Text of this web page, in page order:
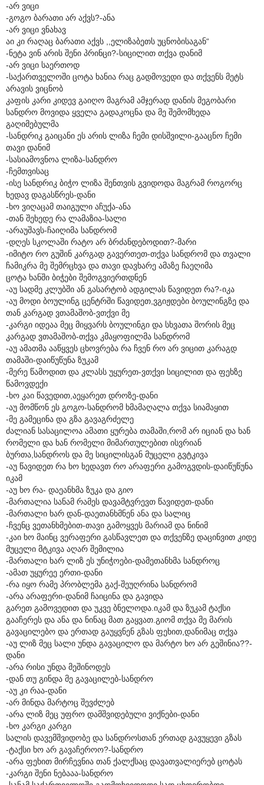
-არ ვიცი
-გოგო ბარათი არ აქვს?-ანა
-არ ვიცი ვნახავ
აი კი რაღაც ბარათი აქვს ,,ელიზაბეთს უცნობისაგან“
-ნეტა ვინ არის შენი პრინცი?-სიცილით თქვა დანიმ
-არ ვიცი საერთოდ
-საქართველოში ცოტა ხანია რაც გადმოვედი და თქვენს მეტს
არავის ვიცნობ
კაფის კარი კიდევ გაიღო მაგრამ ამჯერად დანის მეგობარი
სანდრო მოვიდა ყველა გადაკოცნა და მე შემომხედა
გაღიმებულმა
-სანდრიკ გაიცანი ეს არის ლიზა ჩემი დისშვილი-გააცნო ჩემი
თავი დანიმ
-სასიამოვნოა ლიზა-სანდრო
-ჩემთვისაც
-ისე სანდრიკ ბიჭო ლიზა შენთვის გვიდოდა მაგრამ როგორც
ხედავ დაგასწრეს-დანი
-ხო ვიღაცამ თაიგული აჩუქა-ანა
-თან შეხედე რა ლამაზია-სალი
-არაუშავს-ჩაიღიმა სანდრომ
-დღეს სკოლაში რატო არ ბრძანდებოდით?-მარი
-იმიტო რო გუშინ კარგად გავერთეთ-თქვა სანდრომ და თვალი
ჩამიკრა მე შემრცხვა და თავი დავხარე ამაზე ჩაეღიმა
ცოტა ხანში ბიჭები შემოგვიერთდნენ
-აუ სადმე კლუბში ან გასარტობ ადგილას წავიდეთ რა?-იკა
-აუ მოდი ბოულინგ ცენტრში წავიდეთ,ვგიჟდები ბოულინგზე და
თან კარგად ვთამაშობ-ვთქვი მე
-კარგი იდეაა მეც მიყვარს ბოულინგი და სხვათა შორის მეც
კარგად ვთამაშობ-თქვა კმაყოფილმა სანდრომ
-აუ ამათმა ააწყვეს ცხოვრება რა ჩვენ რო არ ვიცით კარაგდ
თამაში-დაიწუწუნა ზუკამ
-მერე წამოდით და კლასს უყურეთ-ვთქვი სიცილით და ფეხზე
წამოვდექი
-ხო კაი წავედით,აეყარეთ დროზე-დანი
-აუ მომწონ ეს გოგო-სანდრომ ხმამაღალა თქვა სიამაყით
-მე გამეცინა და გზა გავაგრძელე
ძალიან სასაცილოა ამათი ყურება თამაში,რომ არ იციან და ხან
რომელი და ხან რომელი მიმართულებით ისვრიან
ბურთა,სანდროს და მე სიცილისგან მუცელი გვტკივა
-აუ წავიდეთ რა ხო ხედავთ რო არაფერი გამოგვდის-დაიწუწუნა
იკამ
-აუ ხო რა- დაეანხმა ზუკა და გიო
-მართალია სანამ რამეს დავამტვრევთ წავიდეთ-დანი
-მართალი ხარ დან-დაეთანხმნენ ანა და სალიც
-ჩვენც ვეთანხმებით-თავი გამოყვეს მარიამ და ნინიმ
-კაი ხო მაინც ვერაფერი გასწავლეთ და თქვენზე დაცინვით კიდე
მუცელი მტკივა აღარ შემილია
-მართალი ხარ ლიზ ეს უნიჭოები-დამეთანხმა სანდროც
-ამათ უყურეე ერთი-დანი
-რა იყო რამე პრობლემა გაქ-შეუღრინა სანდრომ
-არა არაფერი-დანიმ ჩაიცინა და გავიდა
გარეთ გამოვედით და უკვე ბნელოდა.იკამ და ზუკამ ტაქსი
გააჩერეს და ანა და ნინაც მათ გაყვათ.გიომ თქვა მე მარის
გავაცილებო და ერთად გაუყვნენ გზას ფეხით,დანიმაც თქვა
-აუ ლიზ მეც სალი უნდა გავაცილო და მარტო ხო არ გეშინია??-
დანი
-არა რისი უნდა მეშინოდეს
-დან თუ გინდა მე გავაცილებ-სანდრო
-აუ კი რაა-დანი
-არ მინდა მარტოც შევძლებ
-არა ლიზ მეც უფრო დამშვიდებული ვიქნები-დანი
-ხო კარგი კარგი
სალის დავემშვიდობე და სანდროსთან ერთად გავუყევი გზას
-ტაქსი ხო არ გავაჩეროო?-სანდრო
-არა ფეხით მირჩევნია თან ქალქსაც დავათვალიერებ ცოტას
-კარგი შენი ნებააა-სანდრო